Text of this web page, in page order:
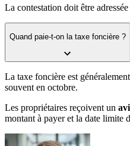
La contestation doit être
Quand paie-t-on la taxe foncière ?
La taxe foncière est
souvent en octobre.
Les propriétaires reçoivent un
montant à payer et la date limite